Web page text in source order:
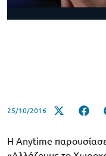
25/10/2016
Η Anytime παρουσίασε